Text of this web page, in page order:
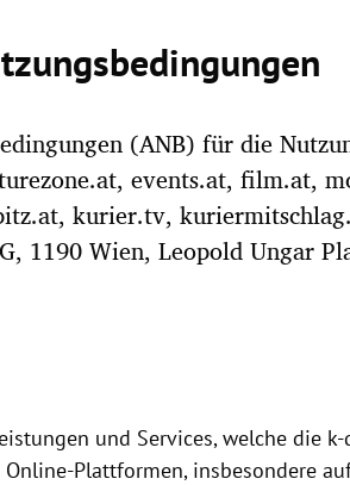
(ANB) für die
events.at, film.at,
kurier.tv,
1190 Wien, Leopold Ungar
und Services, welche die
Plattformen, insbesondere